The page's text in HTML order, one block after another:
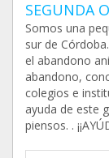
SEGUNDA
Somos una
sur de
el abandono
abandono,
colegios e
ayuda de este
piensos. .